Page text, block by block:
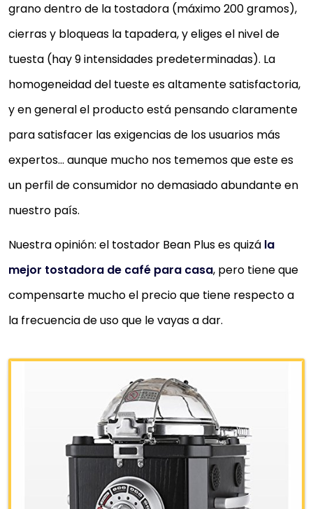
grano dentro de la tostadora (máximo 200 gramos),
cierras y bloqueas la tapadera, y eliges el nivel de
tuesta (hay 9 intensidades predeterminadas). La
homogeneidad del tueste es altamente satisfactoria,
y en general el producto está pensando claramente
para satisfacer las exigencias de los usuarios más
expertos… aunque mucho nos tememos que este es
un perfil de consumidor no demasiado abundante en
nuestro país.
Nuestra opinión: el tostador Bean Plus es quizá la
mejor tostadora de café para casa, pero tiene que
compensarte mucho el precio que tiene respecto a
la frecuencia de uso que le vayas a dar.